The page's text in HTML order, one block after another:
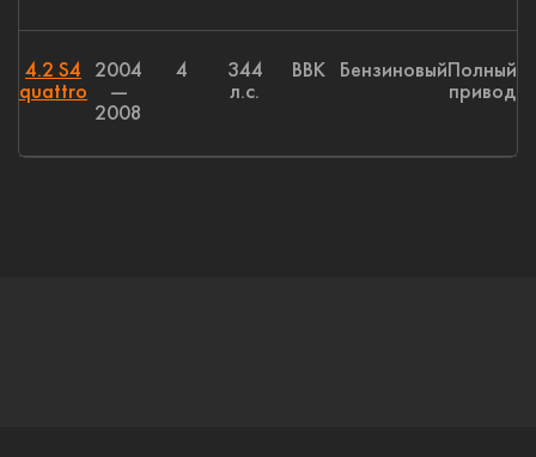
4.2 S4
quattro
2004
—
2008
4
344
л.с.
BBK Бензиновый Полный
привод